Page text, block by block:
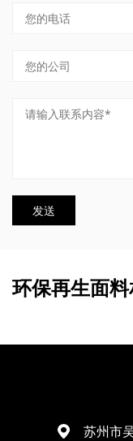
环保再生面
苏州市